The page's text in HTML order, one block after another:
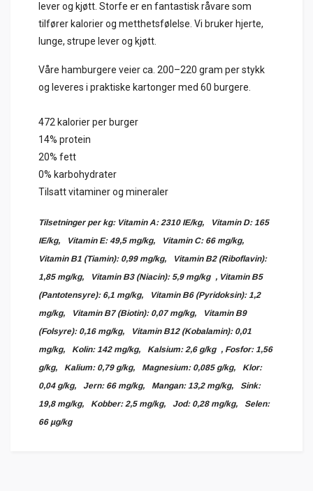
lever og kjøtt. Storfe er en fantastisk råvare som
tilfører kalorier og metthetsfølelse. Vi bruker hjerte,
lunge, strupe lever og kjøtt.
Våre hamburgere veier ca. 200–220 gram per stykk
og leveres i praktiske kartonger med 60 burgere.
472 kalorier per burger
14% protein
20% fett
0% karbohydrater
Tilsatt vitaminer og mineraler
Tilsetninger per kg: Vitamin A: 2310 IE/kg, Vitamin D: 165
IE/kg, Vitamin E: 49,5 mg/kg, Vitamin C: 66 mg/kg,
Vitamin B1 (Tiamin): 0,99 mg/kg, Vitamin B2 (Riboflavin):
1,85 mg/kg, Vitamin B3 (Niacin): 5,9 mg/kg , Vitamin B5
(Pantotensyre): 6,1 mg/kg, Vitamin B6 (Pyridoksin): 1,2
mg/kg, Vitamin B7 (Biotin): 0,07 mg/kg, Vitamin B9
(Folsyre): 0,16 mg/kg, Vitamin B12 (Kobalamin): 0,01
mg/kg, Kolin: 142 mg/kg, Kalsium: 2,6 g/kg , Fosfor: 1,56
g/kg, Kalium: 0,79 g/kg, Magnesium: 0,085 g/kg, Klor:
0,04 g/kg, Jern: 66 mg/kg, Mangan: 13,2 mg/kg, Sink:
19,8 mg/kg, Kobber: 2,5 mg/kg, Jod: 0,28 mg/kg, Selen:
66 µg/kg